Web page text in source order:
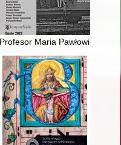
i ze spyżą
Profesor Maria Pawłowiczowa